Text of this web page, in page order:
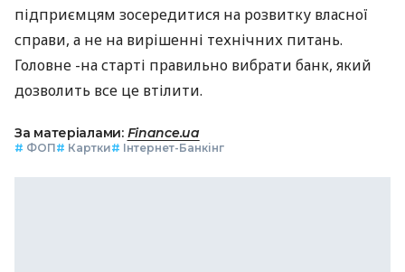
підприємцям зосередитися на розвитку власної
справи, а не на вирішенні технічних питань.
Головне -на старті правильно вибрати банк, який
дозволить все це втілити.
За матеріалами: Finance.ua
# ФОП# Картки# Інтернет-Банкінг